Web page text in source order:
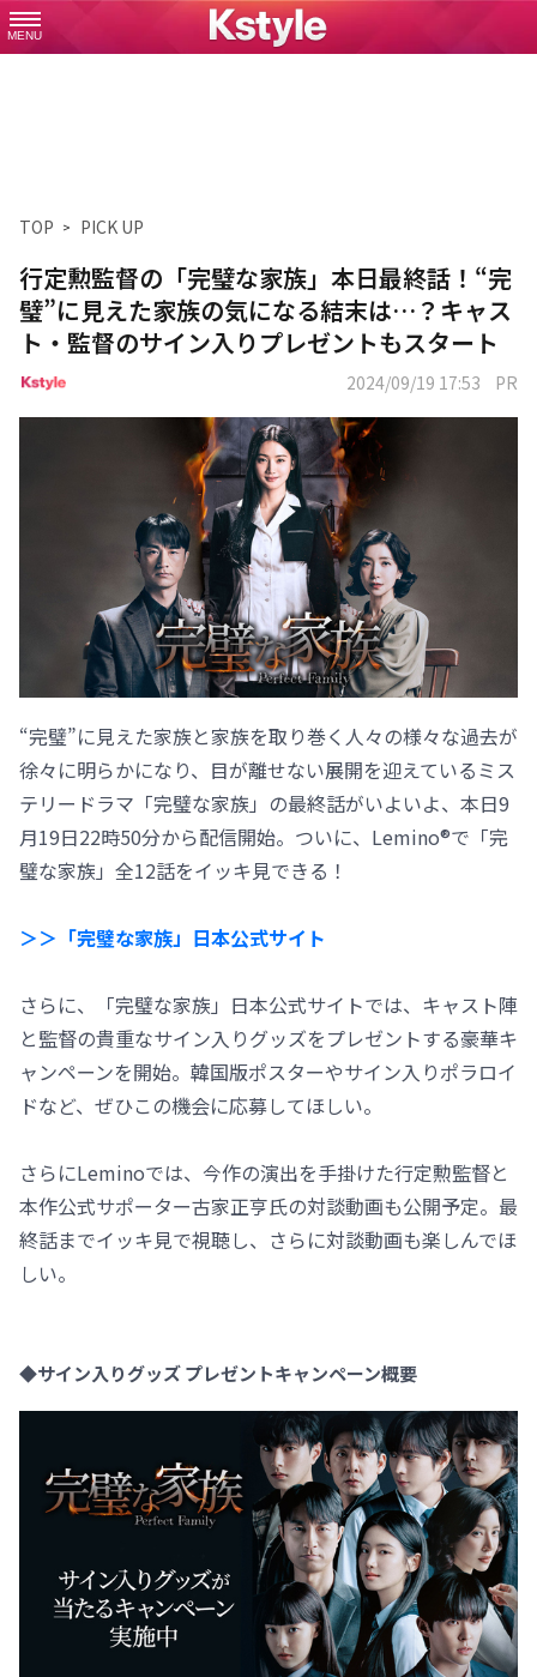
MENU
TOP PICK UP
行定勲監督の「完璧な家族」本日最終話！“完
璧”に見えた家族の気になる結末は…？キャス
ト・監督のサイン入りプレゼントもスタート
2024/09/19 17:53 PR
“完璧”に見えた家族と家族を取り巻く人々の様々な過去が
徐々に明らかになり、目が離せない展開を迎えているミス
テリードラマ「完璧な家族」の最終話がいよいよ、本日9
月19日22時50分から配信開始。ついに、Lemino®で「完
璧な家族」全12話をイッキ見できる！
＞＞「完璧な家族」日本公式サイト
さらに、「完璧な家族」日本公式サイトでは、キャスト陣
と監督の貴重なサイン入りグッズをプレゼントする豪華キ
ャンペーンを開始。韓国版ポスターやサイン入りポラロイ
ドなど、ぜひこの機会に応募してほしい。
さらにLeminoでは、今作の演出を手掛けた行定勲監督と
本作公式サポーター古家正亨氏の対談動画も公開予定。最
終話までイッキ見で視聴し、さらに対談動画も楽しんでほ
しい。
◆サイン入りグッズ プレゼントキャンペーン概要